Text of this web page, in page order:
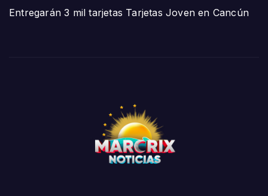
Entregarán 3 mil tarjetas Tarjetas Joven en Cancún